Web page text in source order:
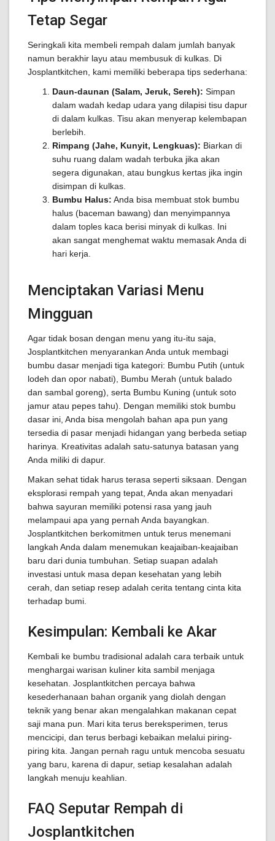
Tetap Segar
Seringkali kita membeli rempah dalam jumlah banyak
namun berakhir layu atau membusuk di kulkas. Di
Josplantkitchen, kami memiliki beberapa tips sederhana:
Daun-daunan (Salam, Jeruk, Sereh): Simpan
dalam wadah kedap udara yang dilapisi tisu dapur
di dalam kulkas. Tisu akan menyerap kelembapan
berlebih.
Rimpang (Jahe, Kunyit, Lengkuas): Biarkan di
suhu ruang dalam wadah terbuka jika akan
segera digunakan, atau bungkus kertas jika ingin
disimpan di kulkas.
Bumbu Halus: Anda bisa membuat stok bumbu
halus (baceman bawang) dan menyimpannya
dalam toples kaca berisi minyak di kulkas. Ini
akan sangat menghemat waktu memasak Anda di
hari kerja.
Menciptakan Variasi Menu
Mingguan
Agar tidak bosan dengan menu yang itu-itu saja,
Josplantkitchen menyarankan Anda untuk membagi
bumbu dasar menjadi tiga kategori: Bumbu Putih (untuk
lodeh dan opor nabati), Bumbu Merah (untuk balado
dan sambal goreng), serta Bumbu Kuning (untuk soto
jamur atau pepes tahu). Dengan memiliki stok bumbu
dasar ini, Anda bisa mengolah bahan apa pun yang
tersedia di pasar menjadi hidangan yang berbeda setiap
harinya. Kreativitas adalah satu-satunya batasan yang
Anda miliki di dapur.
Makan sehat tidak harus terasa seperti siksaan. Dengan
eksplorasi rempah yang tepat, Anda akan menyadari
bahwa sayuran memiliki potensi rasa yang jauh
melampaui apa yang pernah Anda bayangkan.
Josplantkitchen berkomitmen untuk terus menemani
langkah Anda dalam menemukan keajaiban-keajaiban
baru dari dunia tumbuhan. Setiap suapan adalah
investasi untuk masa depan kesehatan yang lebih
cerah, dan setiap resep adalah cerita tentang cinta kita
terhadap bumi.
Kesimpulan: Kembali ke Akar
Kembali ke bumbu tradisional adalah cara terbaik untuk
menghargai warisan kuliner kita sambil menjaga
kesehatan. Josplantkitchen percaya bahwa
kesederhanaan bahan organik yang diolah dengan
teknik yang benar akan mengalahkan makanan cepat
saji mana pun. Mari kita terus bereksperimen, terus
mencicipi, dan terus berbagi kebaikan melalui piring-
piring kita. Jangan pernah ragu untuk mencoba sesuatu
yang baru, karena di dapur, setiap kesalahan adalah
langkah menuju keahlian.
FAQ Seputar Rempah di
Josplantkitchen